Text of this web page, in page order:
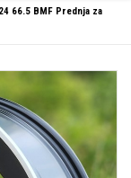
66.5 BMF Prednja za